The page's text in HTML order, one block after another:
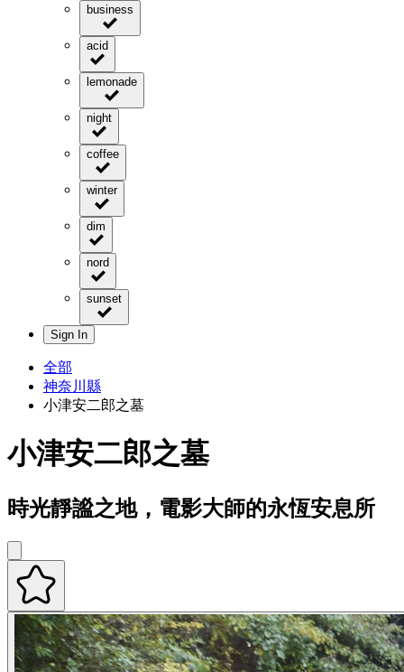
business
acid
lemonade
night
coffee
winter
dim
nord
sunset
Sign In
全部
神奈川縣
小津安二郎之墓
小津安二郎之墓
時光靜謐之地，電影大師的永恆安息所